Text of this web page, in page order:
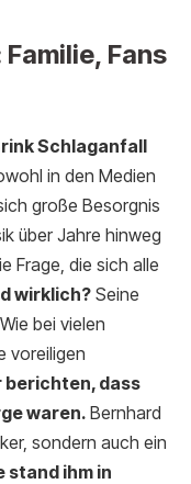
Fans
Schlaganfall
in den Medien
große Besorgnis
über Jahre hinweg
Frage, die sich alle
wirklich? Seine
bei vielen
voreiligen
berichten, dass
waren. Bernhard
sondern auch ein
stand ihm in